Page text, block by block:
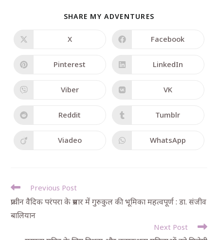
SHARE MY ADVENTURES
X Facebook
Pinterest LinkedIn
Viber VK
Reddit Tumblr
Viadeo WhatsApp
Previous Post
प्राचीन वैदिक परंपरा के प्रसार में गुरुकुल की भूमिका महत्वपूर्ण : डा. संजीव
बालियान
Next Post